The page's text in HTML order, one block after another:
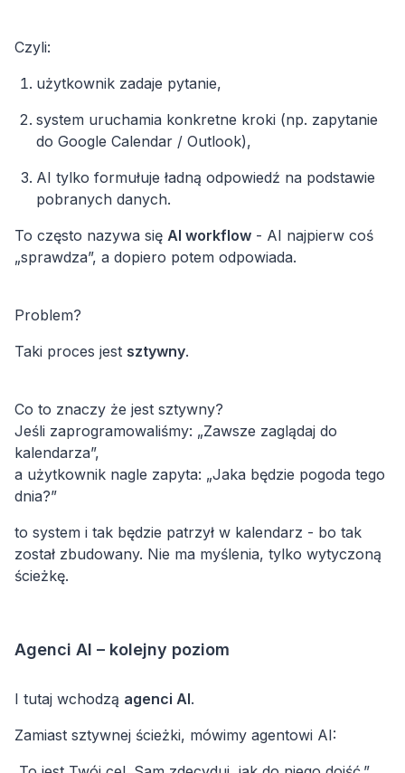
Czyli:
użytkownik zadaje pytanie,
system uruchamia konkretne kroki (np. zapytanie
do Google Calendar / Outlook),
AI tylko formułuje ładną odpowiedź na podstawie
To często nazywa się AI workflow - AI najpierw coś
„sprawdza”, a dopiero potem odpowiada.
Problem?
Taki proces jest sztywny.
Co to znaczy że jest sztywny?
Jeśli zaprogramowaliśmy: „Zawsze zaglądaj do
kalendarza”,
a użytkownik nagle zapyta: „Jaka będzie pogoda tego
dnia?”
to system i tak będzie patrzył w kalendarz - bo tak
został zbudowany. Nie ma myślenia, tylko wytyczoną
ścieżkę.
Agenci AI – kolejny poziom
I tutaj wchodzą agenci AI.
Zamiast sztywnej ścieżki, mówimy agentowi AI: